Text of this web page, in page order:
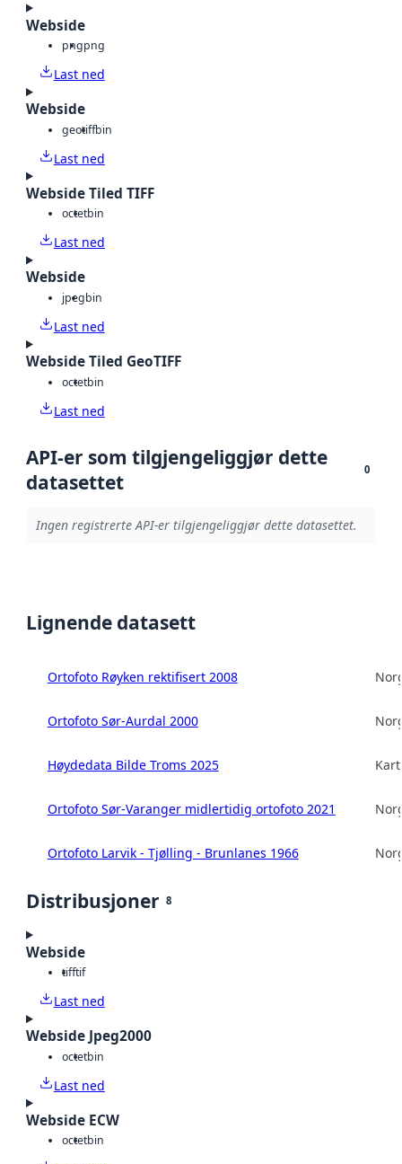
Webside
pngpng
Last ned
Webside
geotiffbin
Last ned
Webside Tiled TIFF
octetbin
Last ned
Webside
jpegbin
Last ned
Webside Tiled GeoTIFF
octetbin
Last ned
API-er som tilgjengeliggjør dette
datasettet
0
Ingen registrerte API-er tilgjengeliggjør dette datasettet.
Lignende datasett
Ortofoto Røyken rektifisert 2008
Ortofoto Sør-Aurdal 2000
Høydedata Bilde Troms 2025
Ortofoto Sør-Varanger midlertidig ortofoto 2021
Ortofoto Larvik - Tjølling - Brunlanes 1966
Distribusjoner 8
Webside
tifftif
Last ned
Webside Jpeg2000
octetbin
Last ned
Webside ECW
octetbin